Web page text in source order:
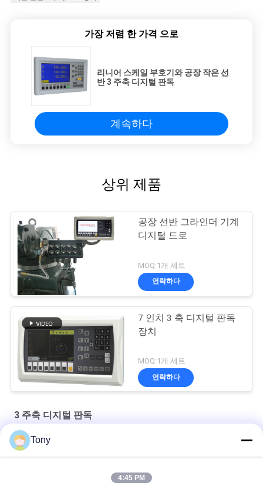
가장 저렴 한 가격 으로
리니어 스케일 부호기와 공장 작은 선
반 3 주축 디지털 판독
계속하다
상위 제품
공장 선반 그라인더 기계
디지털 드로
MOQ:1개 세트
연락하다
7 인치 3 축 디지털 판독
장치
MOQ:1개 세트
연락하다
3 주축 디지털 판독
LCD 디스플레이 브리지포트 드로 3 주축 디지털 판독 장비
Tony
4:45 PM